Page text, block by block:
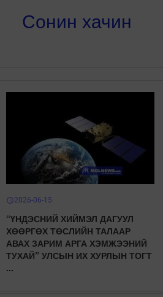
Сонин хачин
schedule2026-06-15
“ҮНДЭСНИЙ ХИЙМЭЛ ДАГУУЛ
ХӨӨРГӨХ ТӨСЛИЙН ТАЛААР
АВАХ ЗАРИМ АРГА ХЭМЖЭЭНИЙ
ТУХАЙ” УЛСЫН ИХ ХУРЛЫН ТОГТ
...